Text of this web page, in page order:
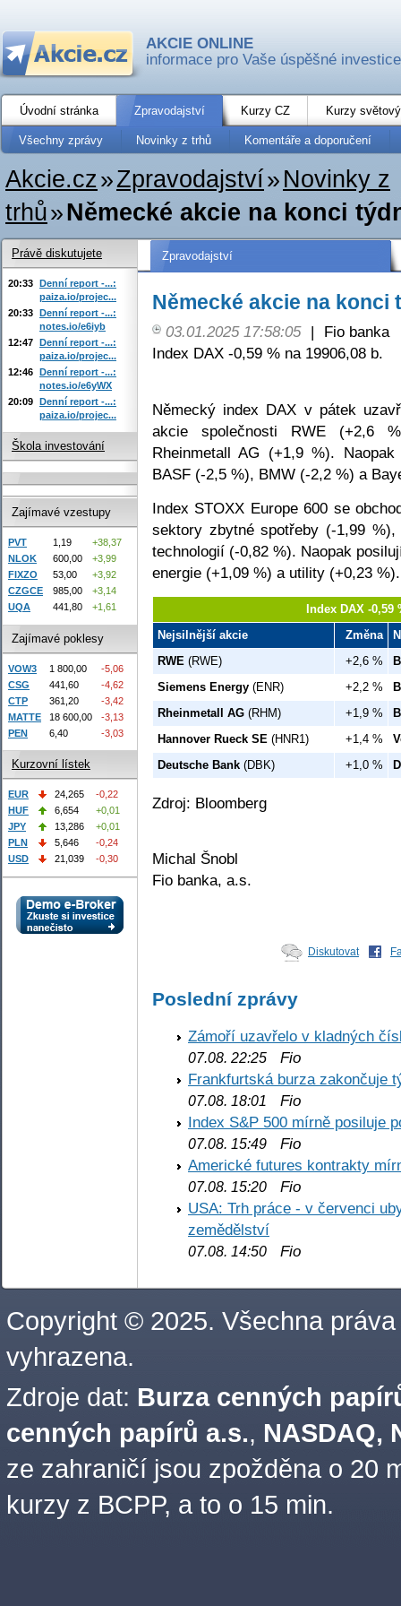
AKCIE ONLINE
informace pro Vaše úspěšné investice
Úvodní stránka Zpravodajství Kurzy CZ Kurzy
Všechny zprávy Novinky z trhů Komentáře a doporučení
Akcie.cz»Zpravodajství» Novinky z
trhů»Německé akcie na konci
Zpravodajství
Německé akcie na konci
03.01.2025 17:58:05 |
Fio banka
Index DAX -0,59 % na 19906,08 b.
Německý index DAX v pátek
akcie společnosti RWE (+2,6
Rheinmetall AG (+1,9 %).
BASF (-2,5 %), BMW (-2,2 %) a
Index STOXX Europe 600 se
sektory zbytné spotřeby (-1,99
technologií (-0,82 %). Naopak
energie (+1,09 %) a utility (+0,23 %).
Index DAX -0,59
Nejsilnější akcie
Změna
RWE (RWE) +2,6 %
Siemens Energy (ENR) +2,2 %
Rheinmetall AG (RHM) +1,9 %
Hannover Rueck SE (HNR1) +1,4 %
Deutsche Bank (DBK) +1,0 %
Zdroj: Bloomberg
Michal Šnobl
Fio banka, a.s.
Diskutovat
Poslední zprávy
Zámoří uzavřelo v kladných
07.08. 22:25 Fio
Frankfurtská burza zakončuje
07.08. 18:01
Fio
Index S&P 500 mírně posiluje
07.08. 15:49 Fio
Americké futures kontrakty
07.08. 15:20 Fio
USA: Trh práce - v červenci
zemědělství
07.08. 14:50 Fio
Právě diskutujete
20:33 Denní report -...:
paiza.io/projec...
20:33 Denní report -...:
notes.io/e6iyb
12:47 Denní report -...:
paiza.io/projec...
12:46 Denní report -...:
notes.io/e6yWX
20:09 Denní report -...:
paiza.io/projec...
Škola investování
Zajímavé vzestupy
PVT 1,19
+38,37
NLOK
600,00
+3,99
FIXZO
53,00
+3,92
CZGCE
985,00
+3,14
UQA
441,80 +1,61
Zajímavé poklesy
VOW3 1 800,00
-5,06
CSG
441,60
-4,62
CTP
361,20
-3,42
MATTE
18 600,00
-3,13
PEN
6,40 -3,03
Kurzovní lístek
EUR 24,265
-0,22
HUF
6,654
+0,01
JPY
13,286
+0,01
PLN
5,646
-0,24
USD
21,039 -0,30
Copyright © 2025. Všechna práva
vyhrazena.
Zdroje dat: Burza cenných
cenných papírů a.s., NASDAQ,
ze zahraničí jsou zpožděna o 20
kurzy z BCPP, a to o 15 min.